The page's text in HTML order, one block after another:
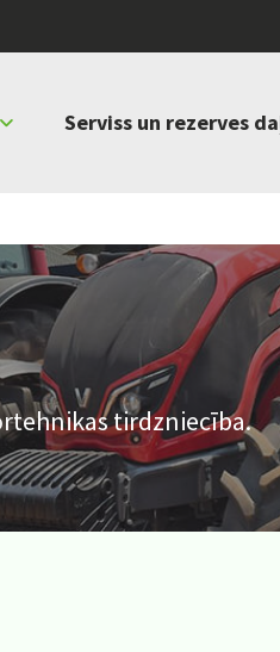
Serviss un rezerves
tirdzniecība.